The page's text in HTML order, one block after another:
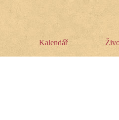
Kalendář